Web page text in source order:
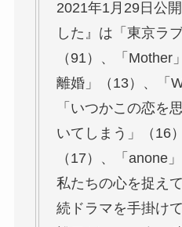
2021年1月29日公
した』は「東京ラ
（91）、「Mother
離婚」（13）、「
「いつかこの恋を
いてしまう」（16
（17）、「anone
私たちの心を捉え
続ドラマを手掛け